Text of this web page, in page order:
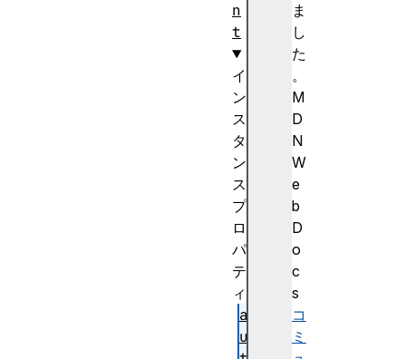
ま
し
た
。
M
D
N
W
e
b
D
o
c
s
コ
ミ
n
t
イ
ン
ス
タ
ン
ス
プ
ロ
パ
テ
ィ
a
u